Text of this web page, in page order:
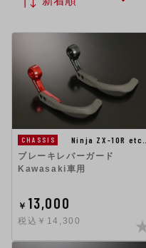
CHASSIS
Ninja ZX-10R etc…
ブレーキレバーガード
Kawasaki車用
￥ 13,000
税込￥14,300